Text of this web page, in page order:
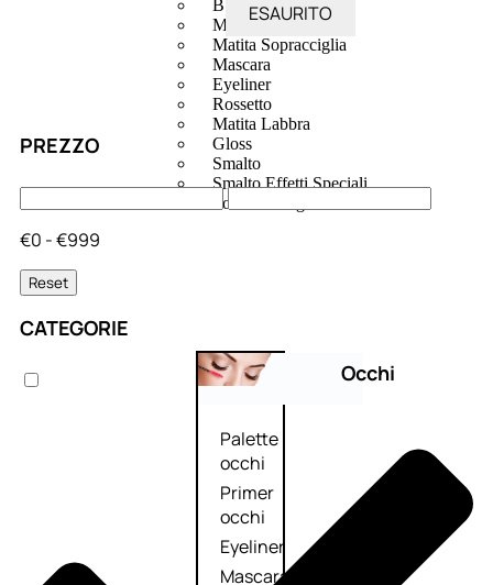
Bb E Cc Cream
Matita Occhi
Matita Sopracciglia
Mascara
Eyeliner
Rossetto
Matita Labbra
Gloss
Smalto
Smalto Effetti Speciali
Solventi Unghie
Occhi
Palette
occhi
Primer
occhi
Eyeliner
Mascara
PREZZO
€0 - €999
Reset
CATEGORIE
ESAURITO